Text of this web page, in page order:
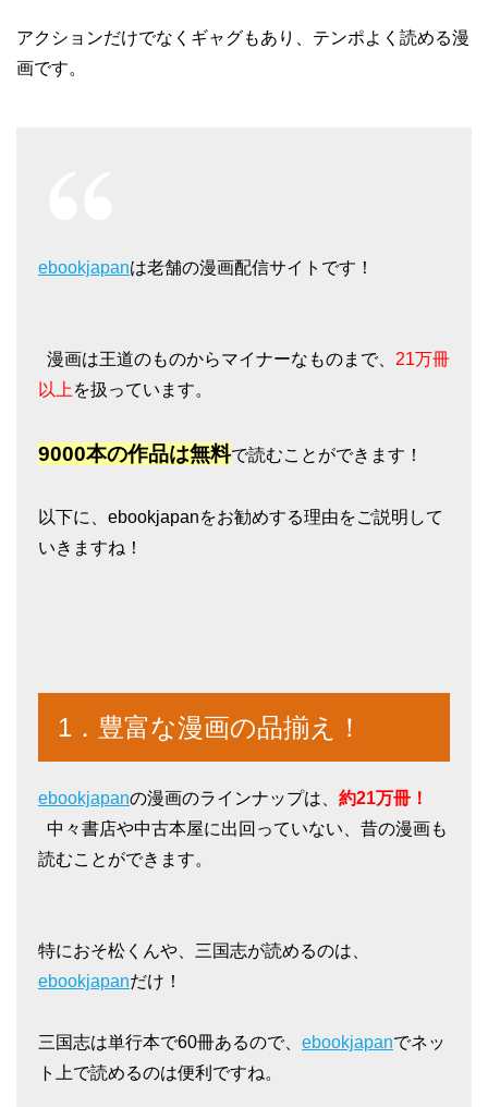
アクションだけでなくギャグもあり、テンポよく読める漫
画です。
ebookjapanは老舗の漫画配信サイトです！
漫画は王道のものからマイナーなものまで、 21万冊
以上 を扱っています。
9000本の作品は無料で読むことができます！
以下に、ebookjapanをお勧めする理由をご説明して
いきますね！
1．豊富な漫画の品揃え！
ebookjapanの漫画のラインナップは、 約21万冊！
中々書店や中古本屋に出回っていない、昔の漫画も
読むことができます。
特におそ松くんや、三国志が読めるのは、
ebookjapanだけ！
三国志は単行本で60冊あるので、 ebookjapanでネッ
ト上で読めるのは便利ですね。